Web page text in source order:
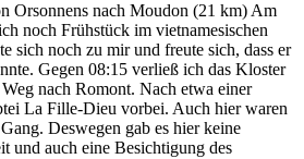
Orsonnens nach Moudon (21 km) Am
noch Frühstück im vietnamesischen
sich noch zu mir und freute sich, dass er
Gegen 08:15 verließ ich das Kloster
nach Romont. Nach etwa einer
La Fille-Dieu vorbei. Auch hier waren
Deswegen gab es hier keine
und auch eine Besichtigung des